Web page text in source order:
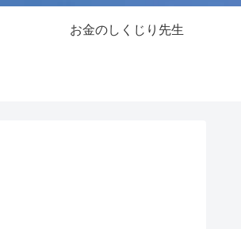
お金のしくじり先生